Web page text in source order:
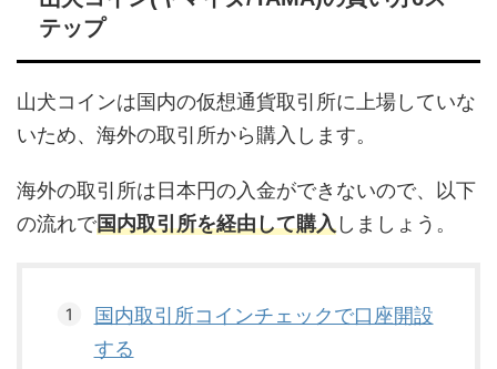
テップ
山犬コインは国内の仮想通貨取引所に上場していな
いため、海外の取引所から購入します。
海外の取引所は日本円の入金ができないので、以下
の流れで国内取引所を経由して購入しましょう。
国内取引所コインチェックで口座開設
する